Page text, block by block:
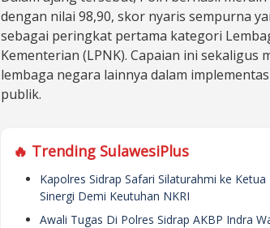
dengan nilai 98,90, skor nyaris sempurna
sebagai peringkat pertama kategori
Kementerian (LPNK). Capaian ini sekaligus
lembaga negara lainnya dalam
publik.
🔥 Trending SulawesiPlus
Kapolres Sidrap Safari Silaturahmi ke Ketua
Sinergi Demi Keutuhan NKRI
Awali Tugas Di Polres Sidrap AKBP Indra